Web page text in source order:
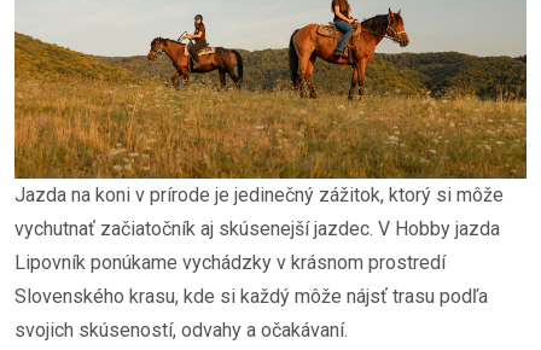
Jazda na koni v prírode je jedinečný zážitok, ktorý si môže
vychutnať začiatočník aj skúsenejší jazdec. V Hobby jazda
Lipovník ponúkame vychádzky v krásnom prostredí
Slovenského krasu, kde si každý môže nájsť trasu podľa
svojich skúseností, odvahy a očakávaní.